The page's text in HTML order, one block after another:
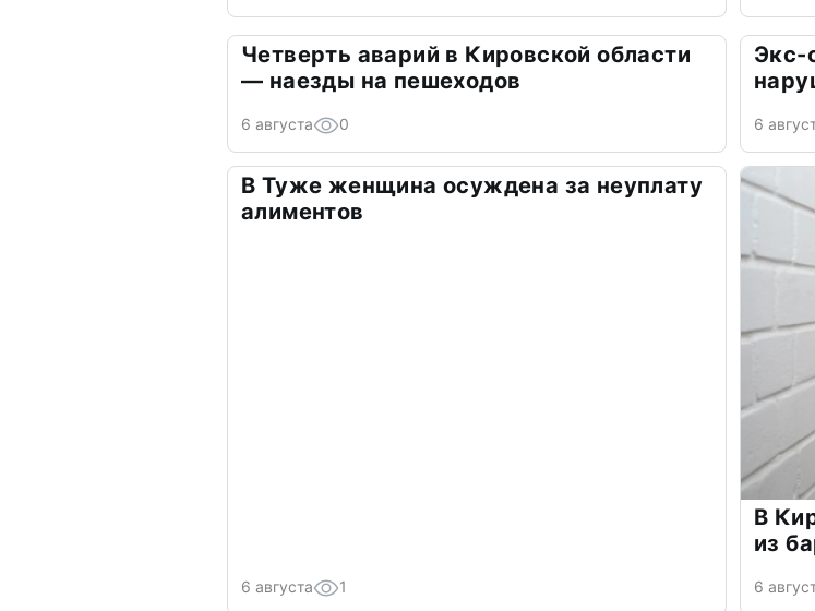
Четверть аварий в Кировской области
— наезды на пешеходов
6 августа 0
Экс-
6
В Туже женщина осуждена за неуплату
алиментов
6 августа 1
В
из
6